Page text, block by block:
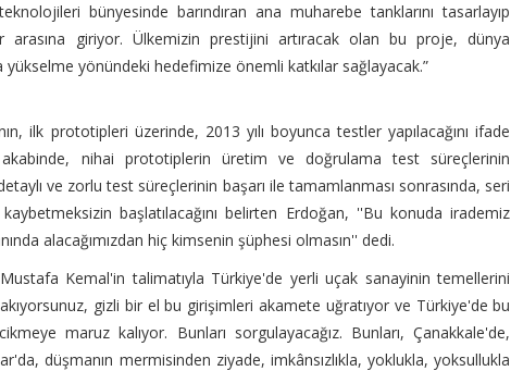
bünyesinde barındıran ana muharebe tanklarını tasarlayıp
arasına giriyor. Ülkemizin prestijini artıracak olan bu proje, dünya
yönündeki hedefimize önemli katkılar sağlayacak.”
ilk prototipleri üzerinde, 2013 yılı boyunca testler yapılacağını ifade
nihai prototiplerin üretim ve doğrulama test süreçlerinin
ve zorlu test süreçlerinin başarı ile tamamlanması sonrasında, seri
başlatılacağını belirten Erdoğan, ''Bu konuda irademiz
alacağımızdan hiç kimsenin şüphesi olmasın'' dedi.
Kemal'in talimatıyla Türkiye'de yerli uçak sanayinin temellerini
gizli bir el bu girişimleri akamete uğratıyor ve Türkiye'de bu
maruz kalıyor. Bunları sorgulayacağız. Bunları, Çanakkale'de,
düşmanın mermisinden ziyade, imkânsızlıkla, yoklukla, yoksullukla